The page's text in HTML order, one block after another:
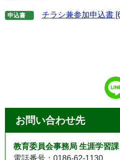
申込書 チラシ兼参加申込書
お問い合わせ先
教育委員会事務局 生涯学習
電話番号：0186-62-1130